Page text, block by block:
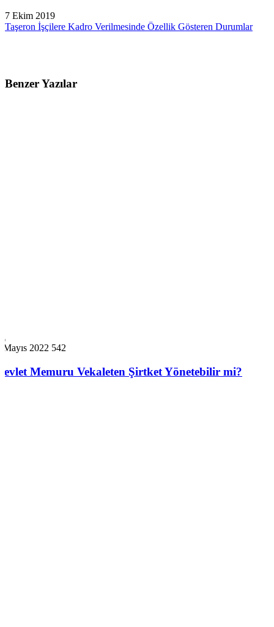
7 Ekim 2019
Taşeron İşçilere Kadro Verilmesinde Özellik Gösteren Durumlar
Benzer Yazılar
Mayıs 2022 542
Memuru Vekaleten Şirtket Yönetebilir mi?